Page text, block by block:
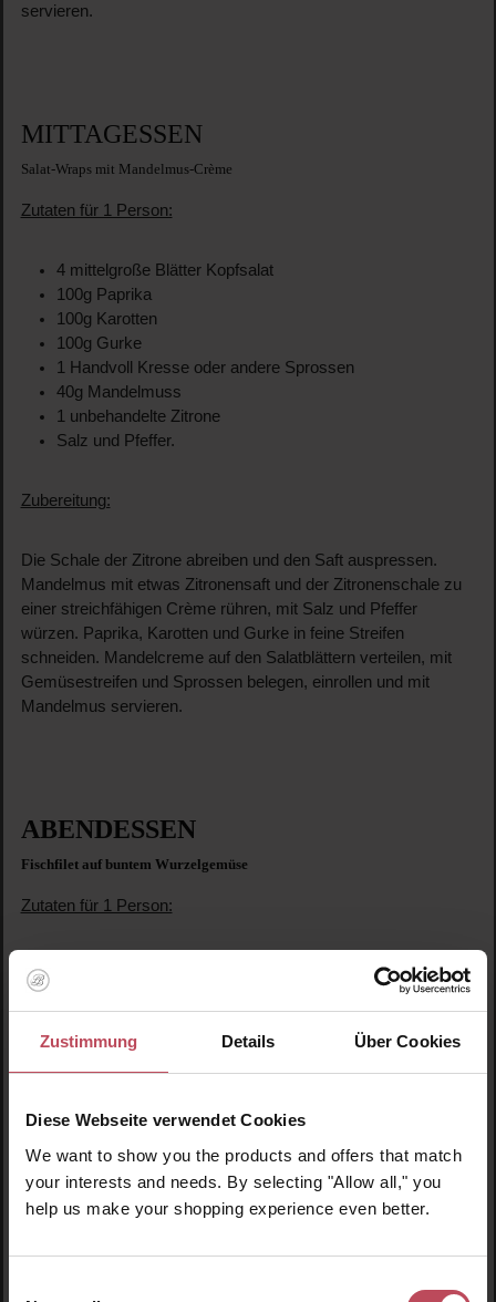
Zustimmung Details Über Cookies
Diese Webseite verwendet Cookies
We want to show you the products and offers that match
your interests and needs. By selecting "Allow all," you
help us make your shopping experience even better.
servieren.
MITTAGESSEN
Salat-Wraps mit Mandelmus-Crème
Zutaten für 1 Person:
4 mittelgroße Blätter Kopfsalat
100g Paprika
100g Karotten
100g Gurke
1 Handvoll Kresse oder andere Sprossen
40g Mandelmuss
1 unbehandelte Zitrone
Salz und Pfeffer.
Zubereitung:
Die Schale der Zitrone abreiben und den Saft auspressen.
Mandelmus mit etwas Zitronensaft und der Zitronenschale zu
einer streichfähigen Crème rühren, mit Salz und Pfeffer
würzen. Paprika, Karotten und Gurke in feine Streifen
schneiden. Mandelcreme auf den Salatblättern verteilen, mit
Gemüsestreifen und Sprossen belegen, einrollen und mit
Mandelmus servieren.
ABENDESSEN
Fischfilet auf buntem Wurzelgemüse
Zutaten für 1 Person:
1TL Kokosöl
Zitrone
Zubereitung:
Wurzelgemüse schälen, halbieren oder in Streifen schneiden
anbraten, mit Fischgewürz und Zitrone verfeinern.